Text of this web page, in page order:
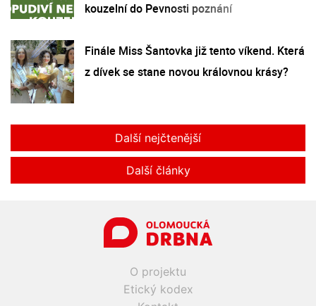
kouzelní do Pevnosti poznání
Finále Miss Šantovka již tento víkend. Která
z dívek se stane novou královnou krásy?
Další nejčtenější
Další články
O projektu
Etický kodex